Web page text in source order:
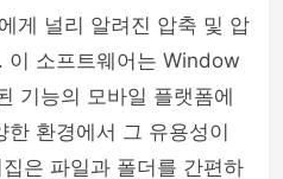
게 널리 알려진 압축 및 압
이 소프트웨어는 Window
기능의 모바일 플랫폼에
환경에서 그 유용성이
은 파일과 폴더를 간편하